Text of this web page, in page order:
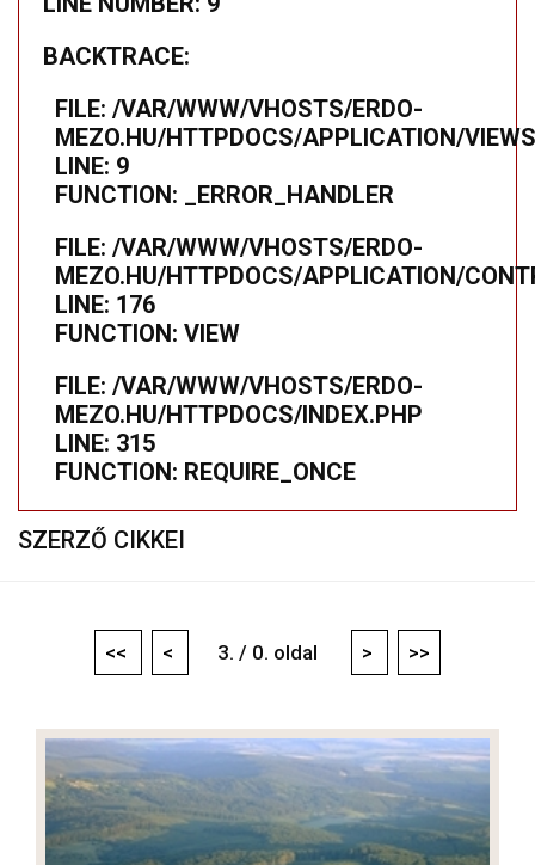
BACKTRACE:
FILE: /VAR/WWW/VHOSTS/ERDO-
MEZO.HU/HTTPDOCS/APPLICATION/
LINE: 9
FUNCTION: _ERROR_HANDLER
FILE: /VAR/WWW/VHOSTS/ERDO-
MEZO.HU/HTTPDOCS/APPLICATION/
LINE: 176
FUNCTION: VIEW
FILE: /VAR/WWW/VHOSTS/ERDO-
MEZO.HU/HTTPDOCS/INDEX.PHP
LINE: 315
FUNCTION: REQUIRE_ONCE
SZERZŐ CIKKEI
<< < 3. / 0. oldal > >>